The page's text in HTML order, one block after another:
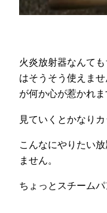
火炎放射器なんて
はそうそう使えま
が何か心が惹かれま
見ていくとかなり
こんなにやりたい
ません。
ちょっとスチーム